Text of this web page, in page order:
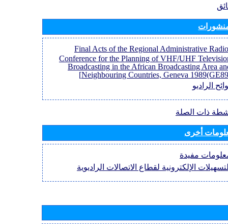
[Final Acts of the Regional Administrative Radio
Conference for the Planning of VHF/UHF
Broadcasting in the African Broadcasting Area
Neighbouring Countries, Geneva
الراديو
ذات الصلة
أخرى
مفيدة
الإلكترونية لقطاع الاتصالات الراديوية